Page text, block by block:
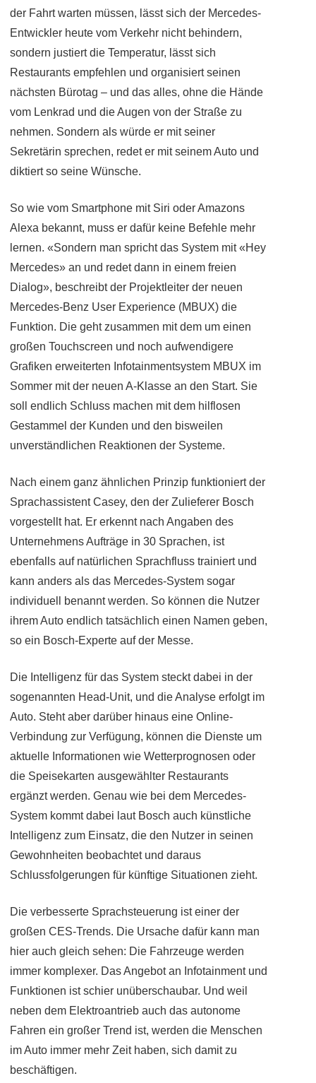
der Fahrt warten müssen, lässt sich der Mercedes-
Entwickler heute vom Verkehr nicht behindern,
sondern justiert die Temperatur, lässt sich
Restaurants empfehlen und organisiert seinen
nächsten Bürotag – und das alles, ohne die Hände
vom Lenkrad und die Augen von der Straße zu
nehmen. Sondern als würde er mit seiner
Sekretärin sprechen, redet er mit seinem Auto und
diktiert so seine Wünsche.
So wie vom Smartphone mit Siri oder Amazons
Alexa bekannt, muss er dafür keine Befehle mehr
lernen. «Sondern man spricht das System mit «Hey
Mercedes» an und redet dann in einem freien
Dialog», beschreibt der Projektleiter der neuen
Mercedes-Benz User Experience (MBUX) die
Funktion. Die geht zusammen mit dem um einen
großen Touchscreen und noch aufwendigere
Grafiken erweiterten Infotainmentsystem MBUX im
Sommer mit der neuen A-Klasse an den Start. Sie
soll endlich Schluss machen mit dem hilflosen
Gestammel der Kunden und den bisweilen
unverständlichen Reaktionen der Systeme.
Nach einem ganz ähnlichen Prinzip funktioniert der
Sprachassistent Casey, den der Zulieferer Bosch
vorgestellt hat. Er erkennt nach Angaben des
Unternehmens Aufträge in 30 Sprachen, ist
ebenfalls auf natürlichen Sprachfluss trainiert und
kann anders als das Mercedes-System sogar
individuell benannt werden. So können die Nutzer
ihrem Auto endlich tatsächlich einen Namen geben,
so ein Bosch-Experte auf der Messe.
Die Intelligenz für das System steckt dabei in der
sogenannten Head-Unit, und die Analyse erfolgt im
Auto. Steht aber darüber hinaus eine Online-
Verbindung zur Verfügung, können die Dienste um
aktuelle Informationen wie Wetterprognosen oder
die Speisekarten ausgewählter Restaurants
ergänzt werden. Genau wie bei dem Mercedes-
System kommt dabei laut Bosch auch künstliche
Intelligenz zum Einsatz, die den Nutzer in seinen
Gewohnheiten beobachtet und daraus
Schlussfolgerungen für künftige Situationen zieht.
Die verbesserte Sprachsteuerung ist einer der
großen CES-Trends. Die Ursache dafür kann man
hier auch gleich sehen: Die Fahrzeuge werden
immer komplexer. Das Angebot an Infotainment und
Funktionen ist schier unüberschaubar. Und weil
neben dem Elektroantrieb auch das autonome
Fahren ein großer Trend ist, werden die Menschen
im Auto immer mehr Zeit haben, sich damit zu
beschäftigen.